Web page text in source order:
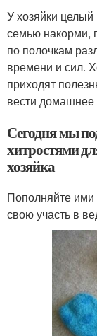
У хозяйки
семью накорми,
по полочкам
времени и сил.
приходят
вести домашнее
Сегодня мы
хитростями
хозяйка
Пополняйте ими
свою участь в